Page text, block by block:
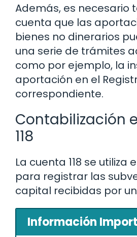
Además, es necesario
cuenta que las
bienes no dinerarios
una serie de trámites
como por ejemplo, la
aportación en el
correspondiente.
Contabilización
118
La cuenta 118 se utiliza
para registrar las
capital recibidas por
Información